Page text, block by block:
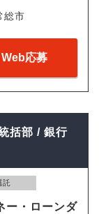
総市
Web応募
括部 / 銀行
託
ー・ローンダ